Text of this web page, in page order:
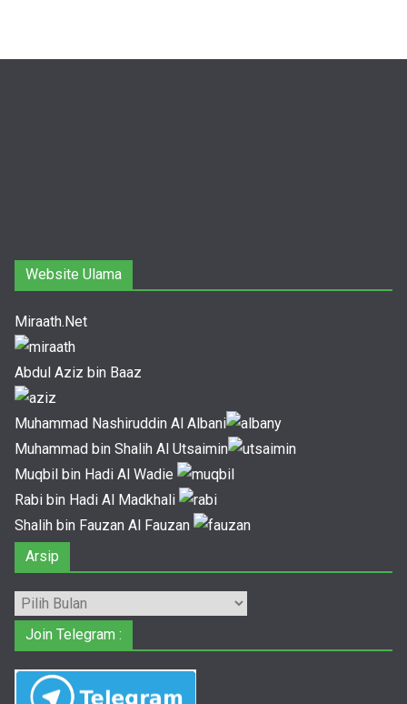
Website Ulama
Miraath.Net
Abdul Aziz bin Baaz
Muhammad Nashiruddin Al Albani
Muhammad bin Shalih Al Utsaimin
Muqbil bin Hadi Al Wadie
Rabi bin Hadi Al Madkhali
Shalih bin Fauzan Al Fauzan
Arsip
Arsip
Join Telegram :